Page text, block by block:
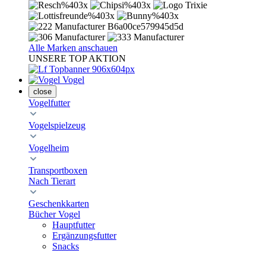
Alle Marken anschauen
UNSERE TOP AKTION
Vogel
close
Vogelfutter
Vogelspielzeug
Vogelheim
Transportboxen
Nach Tierart
Geschenkkarten
Bücher Vogel
Hauptfutter
Ergänzungsfutter
Snacks